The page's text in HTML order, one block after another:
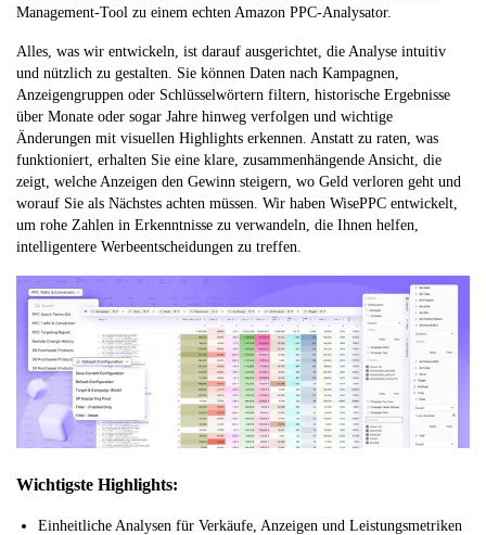
Management-Tool zu einem echten Amazon PPC-Analysator.
Alles, was wir entwickeln, ist darauf ausgerichtet, die Analyse intuitiv
und nützlich zu gestalten. Sie können Daten nach Kampagnen,
Anzeigengruppen oder Schlüsselwörtern filtern, historische Ergebnisse
über Monate oder sogar Jahre hinweg verfolgen und wichtige
Änderungen mit visuellen Highlights erkennen. Anstatt zu raten, was
funktioniert, erhalten Sie eine klare, zusammenhängende Ansicht, die
zeigt, welche Anzeigen den Gewinn steigern, wo Geld verloren geht und
worauf Sie als Nächstes achten müssen. Wir haben WisePPC entwickelt,
um rohe Zahlen in Erkenntnisse zu verwandeln, die Ihnen helfen,
intelligentere Werbeentscheidungen zu treffen.
Wichtigste Highlights:
Einheitliche Analysen für Verkäufe, Anzeigen und Leistungsmetriken